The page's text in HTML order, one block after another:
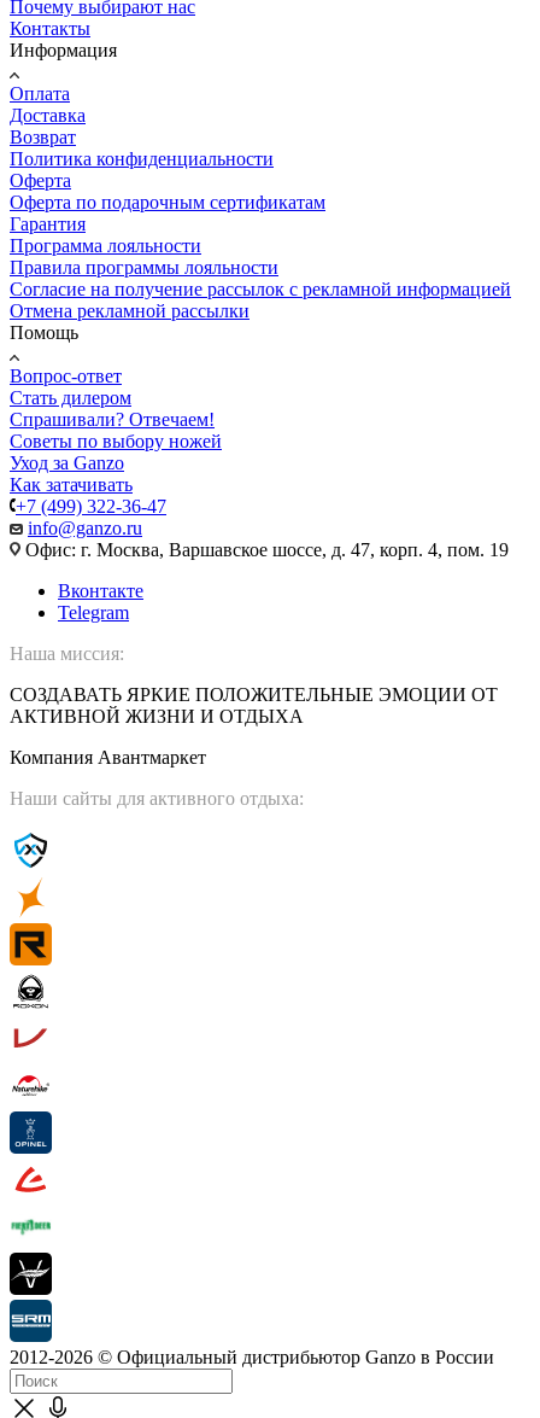
Почему выбирают нас
Контакты
Информация
Оплата
Доставка
Возврат
Политика конфиденциальности
Оферта
Оферта по подарочным сертификатам
Гарантия
Программа лояльности
Правила программы лояльности
Согласие на получение рассылок с рекламной информацией
Отмена рекламной рассылки
Помощь
Вопрос-ответ
Стать дилером
Спрашивали? Отвечаем!
Советы по выбору ножей
Уход за Ganzo
Как затачивать
+7 (499) 322-36-47
info@ganzo.ru
Офис: г. Москва, Варшавское шоссе, д. 47, корп. 4, пом. 19
Вконтакте
Telegram
Наша миссия:
СОЗДАВАТЬ ЯРКИЕ ПОЛОЖИТЕЛЬНЫЕ ЭМОЦИИ ОТ
АКТИВНОЙ ЖИЗНИ И ОТДЫХА
Компания Авантмаркет
Наши сайты для активного отдыха:
2012-2026 © Официальный дистрибьютор Ganzo в России